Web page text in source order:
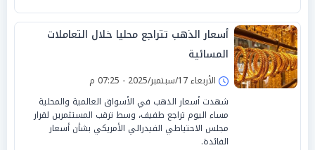
أسعار الذهب تتراجع محليا خلال التعاملات
المسائية
الأربعاء 17/سبتمبر/2025 - 07:25 م
شهدت أسعار الذهب في الأسواق العالمية والمحلية
مساء اليوم تراجع طفيف، وسط ترقب المستثمرين لقرار
مجلس الاحتياطي الفيدرالي الأمريكي بشأن أسعار
الفائدة.